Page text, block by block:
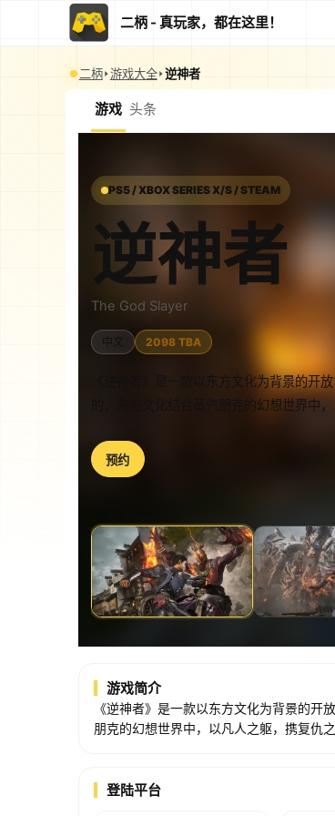
二柄 - 真玩家，都在这里！
二柄 游戏大全 逆神者
游戏 头条
PS5 / XBOX SERIES X/S / STEAM
逆神者
The God Slayer
2098 TBA
《逆神者》是一款以东方文化为背景的开
的，东方文化结合蒸汽朋克的幻想世界中
预约
游戏简介
《逆神者》是一款以东方文化为背景的开
朋克的幻想世界中，以凡人之躯，携复仇
登陆平台